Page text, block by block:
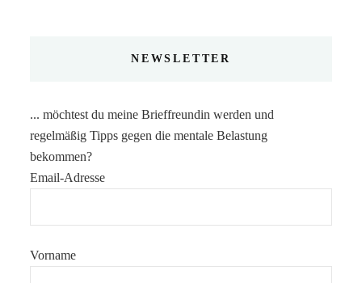
NEWSLETTER
... möchtest du meine Brieffreundin werden und
regelmäßig Tipps gegen die mentale Belastung
bekommen?
Email-Adresse
Vorname